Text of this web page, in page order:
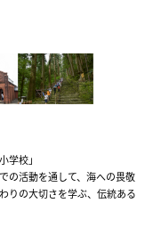
」
して、海への畏敬
りの大切さを学ぶ、伝統ある